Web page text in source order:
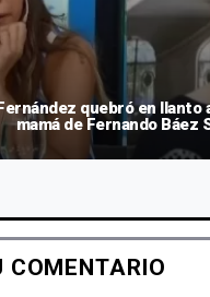
quebró en llanto
mamá de Fernando Báez
COMENTARIO